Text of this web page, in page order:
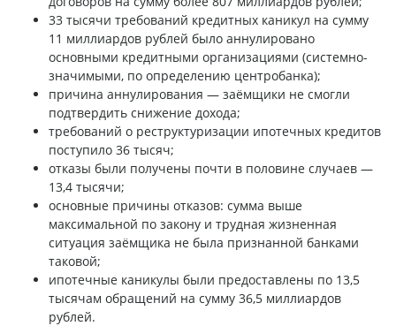
33 тысячи требований кредитных каникул на сумму
11 миллиардов рублей было аннулировано
основными кредитными организациями (системно-
значимыми, по определению центробанка);
причина аннулирования — заёмщики не смогли
подтвердить снижение дохода;
требований о реструктуризации ипотечных кредитов
поступило 36 тысяч;
отказы были получены почти в половине случаев —
13,4 тысячи;
основные причины отказов: сумма выше
максимальной по закону и трудная жизненная
ситуация заёмщика не была признанной банками
таковой;
ипотечные каникулы были предоставлены по 13,5
тысячам обращений на сумму 36,5 миллиардов
рублей.